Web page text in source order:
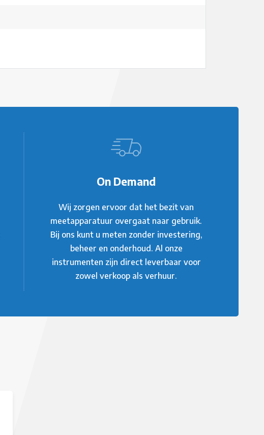
On Demand
Wij zorgen ervoor dat het bezit van
meetapparatuur overgaat naar gebruik.
Bij ons kunt u meten zonder investering,
beheer en onderhoud. Al onze
instrumenten zijn direct leverbaar voor
zowel verkoop als verhuur.